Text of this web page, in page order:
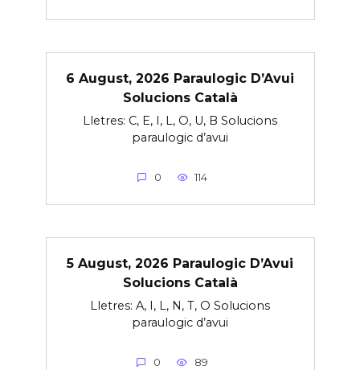
6 August, 2026 Paraulogic D’Avui
Solucions Català
Lletres: C, E, I, L, O, U, B Solucions
paraulogic d’avui
0 114
5 August, 2026 Paraulogic D’Avui
Solucions Català
Lletres: A, I, L, N, T, O Solucions
paraulogic d’avui
0 89